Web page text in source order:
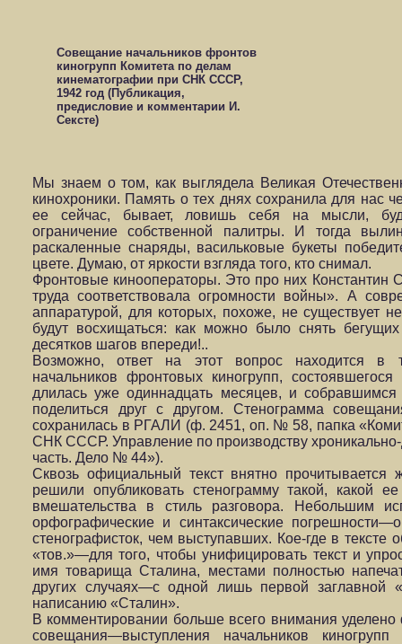
Совещание начальников фронтов
киногрупп Комитета по делам
кинематографии при СНК СССР,
1942 год (Публикация,
предисловие и комментарии И.
Сексте)
Мы знаем о том, как выглядела Великая
кинохроники. Память о тех днях сохранила для нас
ее сейчас, бывает, ловишь себя на мысли,
ограничение собственной палитры. И тогда
раскаленные снаряды, васильковые букеты
цвете. Думаю, от яркости взгляда того, кто снимал.
Фронтовые кинооператоры. Это про них Константин
труда соответствовала огромности войны». А
аппаратурой, для которых, похоже, не существует
будут восхищаться: как можно было снять
десятков шагов впереди!..
Возможно, ответ на этот вопрос находится в
начальников фронтовых киногрупп,
длилась уже одиннадцать месяцев, и
поделиться друг с другом. Cтенограмма
сохранилась в РГАЛИ (ф. 2451, оп. № 58, папка
СНК СССР. Управление по производству
часть. Дело № 44»).
Сквозь официальный текст внятно прочитывается
решили опубликовать стенограмму такой, какой
вмешательства в стиль разговора. Небольшим
орфографические и синтаксические
стенографисток, чем выступавших. Кое-где в
«тов.»—для того, чтобы унифицировать текст и
имя товарища Сталина, местами полностью
других случаях—с одной лишь первой
написанию «Сталин».
В комментировании больше всего внимания
совещания—выступления начальников